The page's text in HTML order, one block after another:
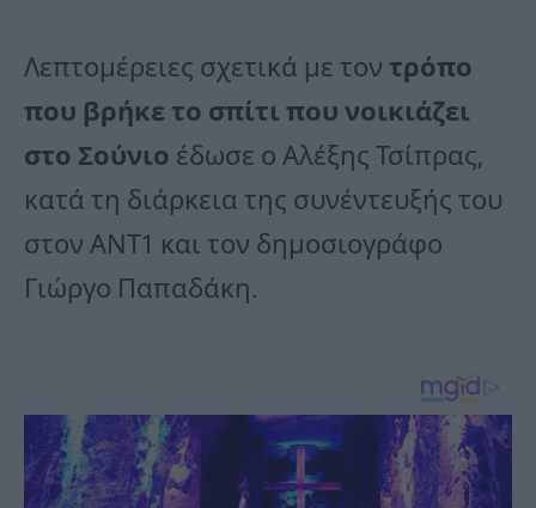
Λεπτομέρειες σχετικά με τον τρόπο
που βρήκε το σπίτι που νοικιάζει
στο Σούνιο έδωσε ο Αλέξης Τσίπρας,
κατά τη διάρκεια της συνέντευξής του
στον ΑΝΤ1 και τον δημοσιογράφο
Γιώργο Παπαδάκη.